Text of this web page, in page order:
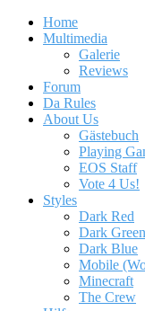
Home
Multimedia
Galerie
Reviews
Forum
Da Rules
About Us
Gästebuch
Playing
EOS Staff
Vote 4 Us!
Styles
Dark Red
Dark Green
Dark Blue
Mobile
Minecraft
The Crew